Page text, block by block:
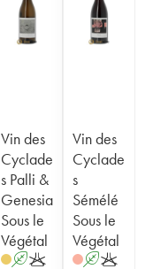
Vin des
Cyclade
s Palli &
Genesia
Sous le
Végétal
AK
Vin des
Cyclade
s
Sémélé
Sous le
Végétal
AK